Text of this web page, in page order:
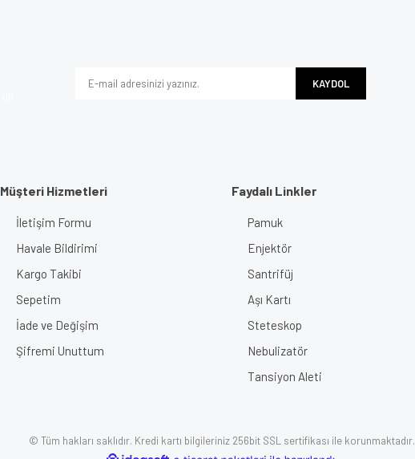
KAYDOL
Müşteri Hizmetleri
İletişim Formu
Havale Bildirimi
Kargo Takibi
Sepetim
İade ve Değişim
Şifremi Unuttum
Faydalı Linkler
Pamuk
Enjektör
Santrifüj
Aşı Kartı
Steteskop
Nebulizatör
Tansiyon Aleti
© Tüm hakları saklıdır. Kredi kartı bilgileriniz 256bit SSL sertifikası ile korunmaktadır.